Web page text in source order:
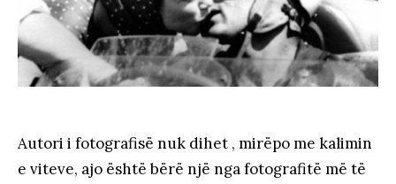
Autori i fotografisë nuk dihet , mirëpo me kalimin
e viteve, ajo është bërë një nga fotografitë më të